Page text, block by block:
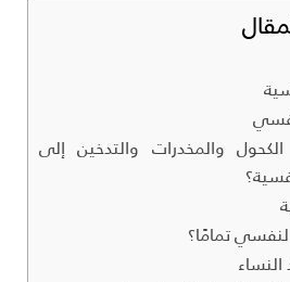
والمخدرات والتدخين إلى
تمامًا؟